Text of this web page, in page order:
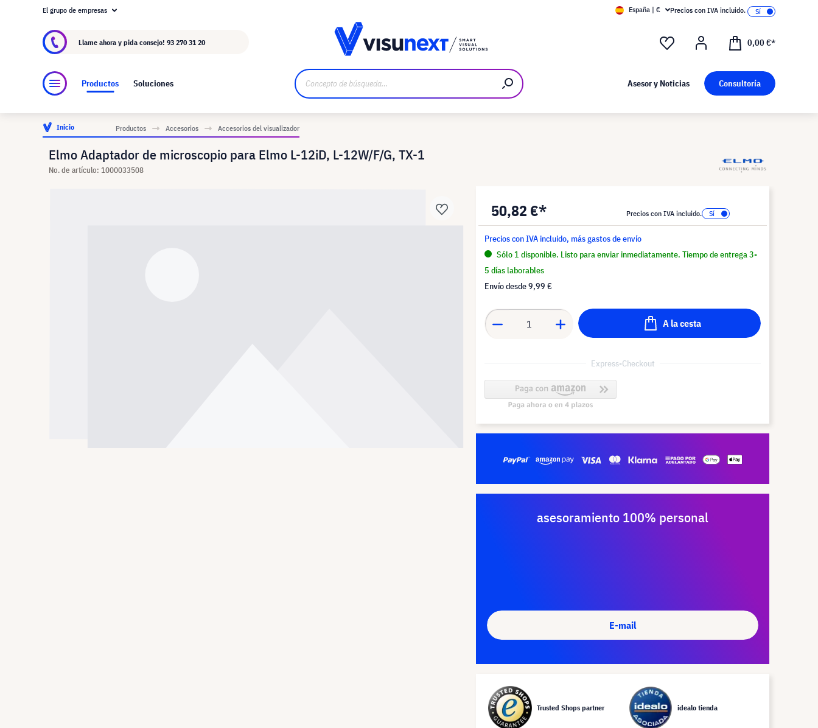
Acerca de visunext.es
El grupo de empresas España | € Precios con IVA incluido.
Llame ahora y pida consejo! 93 270 31 20 0,00 €*
Productos Soluciones Asesor y Noticias Consultoría
Inicio Productos Accesorios Accesorios del visualizador
Elmo Adaptador de microscopio para Elmo L-12iD, L-12W/F/G, TX-1
No. de artículo: 1000033508
50,82 €* Precios con IVA incluido.
Precios con IVA incluido, más gastos de envío
Sólo 1 disponible. Listo para enviar inmediatamente. Tiempo de entrega 3-
5 días laborables
Envío desde9,99 €
A la cesta
Express-Checkout
asesoramiento 100% personal
E-mail
Trusted Shops partner idealo tienda